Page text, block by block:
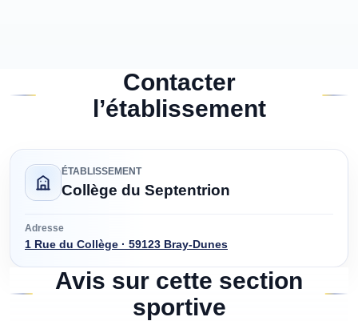
Contacter
l’établissement
ÉTABLISSEMENT
Collège du Septentrion
Adresse
1 Rue du Collège · 59123 Bray-Dunes
Avis sur cette section
sportive